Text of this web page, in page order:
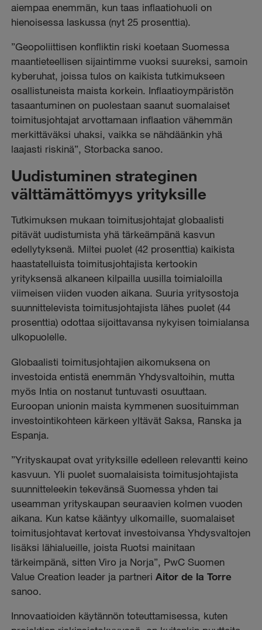
aiempaa enemmän, kun taas inflaatiohuoli on
hienoisessa laskussa (nyt 25 prosenttia).
”Geopoliittisen konfliktin riski koetaan Suomessa
maantieteellisen sijaintimme vuoksi suureksi, samoin
kyberuhat, joissa tulos on kaikista tutkimukseen
osallistuneista maista korkein. Inflaatioympäristön
tasaantuminen on puolestaan saanut suomalaiset
toimitusjohtajat arvottamaan inflaation vähemmän
merkittäväksi uhaksi, vaikka se nähdäänkin yhä
laajasti riskinä”, Storbacka sanoo.
Uudistuminen strateginen
välttämättömyys yrityksille
Tutkimuksen mukaan toimitusjohtajat globaalisti
pitävät uudistumista yhä tärkeämpänä kasvun
edellytyksenä. Miltei puolet (42 prosenttia) kaikista
haastatelluista toimitusjohtajista kertookin
yrityksensä alkaneen kilpailla uusilla toimialoilla
viimeisen viiden vuoden aikana. Suuria yritysostoja
suunnittelevista toimitusjohtajista lähes puolet (44
prosenttia) odottaa sijoittavansa nykyisen toimialansa
ulkopuolelle.
Globaalisti toimitusjohtajien aikomuksena on
investoida entistä enemmän Yhdysvaltoihin, mutta
myös Intia on nostanut tuntuvasti osuuttaan.
Euroopan unionin maista kymmenen suosituimman
investointikohteen kärkeen yltävät Saksa, Ranska ja
Espanja.
”Yrityskaupat ovat yrityksille edelleen relevantti keino
kasvuun. Yli puolet suomalaisista toimitusjohtajista
suunnitteleekin tekevänsä Suomessa yhden tai
useamman yrityskaupan seuraavien kolmen vuoden
aikana. Kun katse kääntyy ulkomaille, suomalaiset
toimitusjohtavat kertovat investoivansa Yhdysvaltojen
lisäksi lähialueille, joista Ruotsi mainitaan
tärkeimpänä, sitten Viro ja Norja”, PwC Suomen
Value Creation leader ja partneriAitor de la Torre
sanoo.
Innovaatioiden käytännön toteuttamisessa, kuten